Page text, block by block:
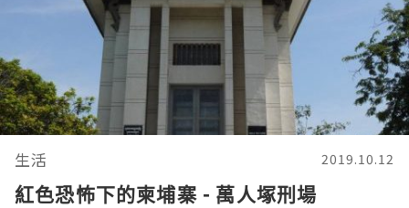
生活 2019.10.12
紅色恐怖下的柬埔寨 - 萬人塚刑場